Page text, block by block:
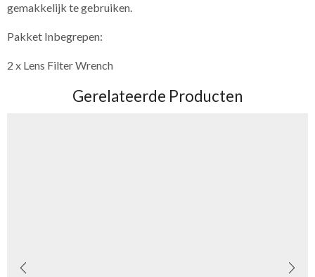
gemakkelijk te gebruiken.
Pakket Inbegrepen:
2 x Lens Filter Wrench
Gerelateerde Producten